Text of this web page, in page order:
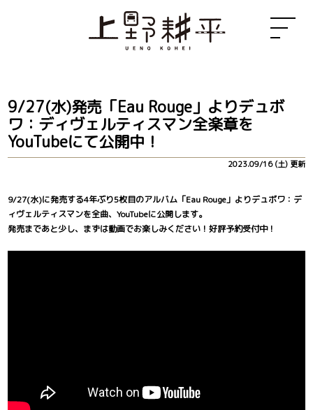
9/27(水)発売「Eau Rouge」よりデュボ
ワ：ディヴェルティスマン全楽章を
YouTubeにて公開中！
2023.09/16 (土) 更新
9/27(水)に発売する4年ぶり5枚目のアルバム「Eau Rouge」よりデュボワ：デ
ィヴェルティスマンを全曲、YouTubeに公開します。
発売まであと少し、まずは動画でお楽しみください！好評予約受付中！